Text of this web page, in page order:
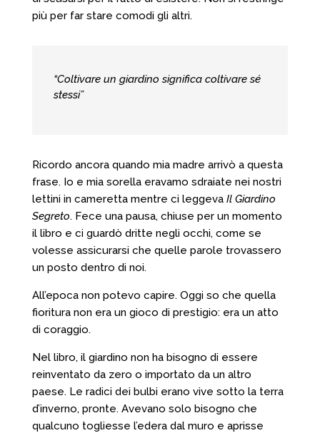
più per far stare comodi gli altri.
“Coltivare un giardino significa coltivare sé
stessi”
Ricordo ancora quando mia madre arrivò a questa
frase. Io e mia sorella eravamo sdraiate nei nostri
lettini in cameretta mentre ci leggeva Il Giardino
Segreto. Fece una pausa, chiuse per un momento
il libro e ci guardò dritte negli occhi, come se
volesse assicurarsi che quelle parole trovassero
un posto dentro di noi.
All’epoca non potevo capire. Oggi so che quella
fioritura non era un gioco di prestigio: era un atto
di coraggio.
Nel libro, il giardino non ha bisogno di essere
reinventato da zero o importato da un altro
paese. Le radici dei bulbi erano vive sotto la terra
d’inverno, pronte. Avevano solo bisogno che
qualcuno togliesse l’edera dal muro e aprisse